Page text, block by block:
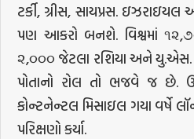
ટર્કી, ગ્રીસ, સાયપ્રસ.
પણ આકરો બનશે. વિશ્વમાં
૨,૦૦૦ જેટલા રશિયા અને યુ.એસ.
પોતાનો રોલ તો ભજવે જ છે.
કોન્ટનેન્ટલ મિસાઇલ ગયા વર્ષે
પરિક્ષણો કર્યા.